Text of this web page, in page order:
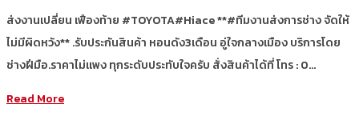
ส่งงานเปลี่ยน เฟืองท้าย #TOYOTA#Hiace **#ทีมงานส่งการช่าง จัดให้
ไม่มีผิดหวัง** .รับประกันสินค้า หอนดัง3เดือน อู่ใจกลางเมือง บริการโดย
ช่างฝีมือ.ราคาไม่แพง ทุกระดับประทับใจครับ สั่งสินค้าได้ที่ โทร : 0…
Read More